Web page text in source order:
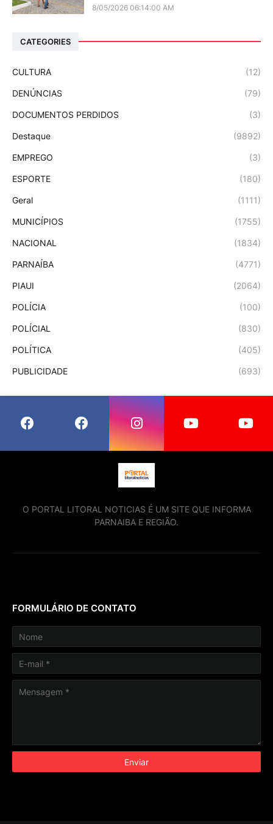
8/05/2026 06:14:00 AM
CATEGORIES
CULTURA (12)
DENÚNCIAS (79)
DOCUMENTOS PERDIDOS (3)
Destaque (9892)
EMPREGO (3)
ESPORTE (180)
Geral (1111)
MUNICÍPIOS (1755)
NACIONAL (1834)
PARNAÍBA (4771)
PIAUI (2064)
POLÍCIA (100)
POLÍCIAL (830)
POLÍTICA (405)
PUBLICIDADE (693)
O PORTAL LITORAL NOTICIAS É UM SITE QUE INFORMA
PARNAIBA E REGIÃO.
FORMULÁRIO DE CONTATO